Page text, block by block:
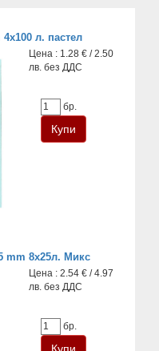
л. пастел
Цена : 1.28 € / 2.50
лв. без ДДС
бр.
mm 8x25л. Микс
Цена : 2.54 € / 4.97
лв. без ДДС
бр.